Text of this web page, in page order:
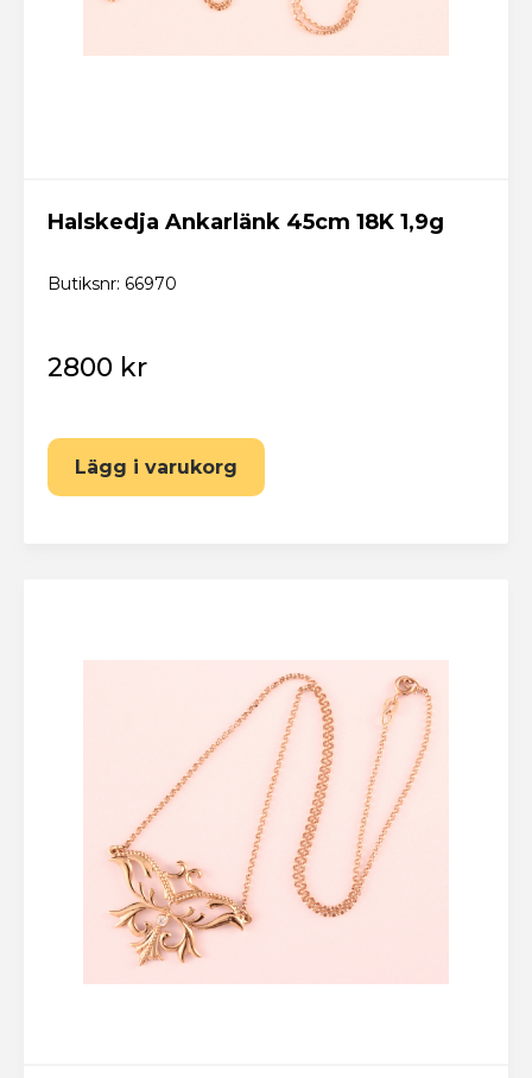
Halskedja Ankarlänk 45cm 18K 1,9g
Butiksnr: 66970
2800 kr
Lägg i varukorg